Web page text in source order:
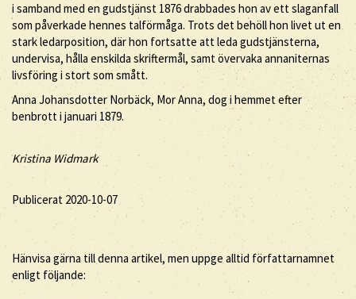
i samband med en gudstjänst 1876 drabbades hon av ett slaganfall
som påverkade hennes talförmåga. Trots det behöll hon livet ut en
stark ledarposition, där hon fortsatte att leda gudstjänsterna,
undervisa, hålla enskilda skriftermål, samt övervaka annaniternas
livsföring i stort som smått.
Anna Johansdotter Norbäck, Mor Anna, dog i hemmet efter
benbrott i januari 1879.
Kristina Widmark
Publicerat 2020-10-07
Hänvisa gärna till denna artikel, men uppge alltid författarnamnet
enligt följande: